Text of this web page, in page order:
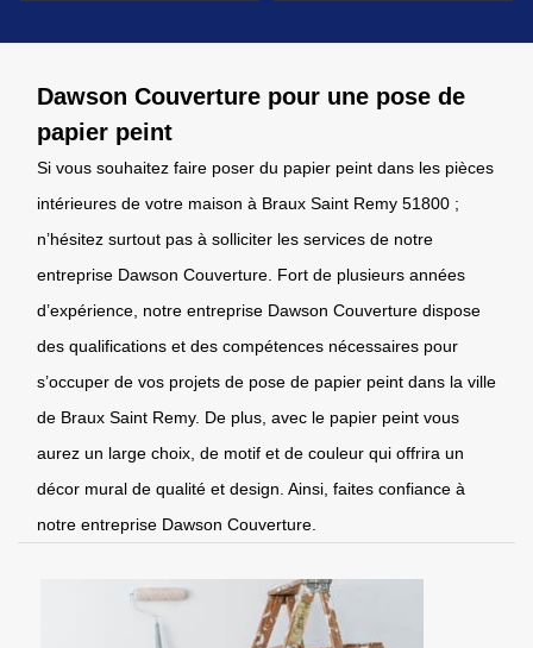
Dawson Couverture pour une pose de
papier peint
Si vous souhaitez faire poser du papier peint dans les pièces
intérieures de votre maison à Braux Saint Remy 51800 ;
n’hésitez surtout pas à solliciter les services de notre
entreprise Dawson Couverture. Fort de plusieurs années
d’expérience, notre entreprise Dawson Couverture dispose
des qualifications et des compétences nécessaires pour
s’occuper de vos projets de pose de papier peint dans la ville
de Braux Saint Remy. De plus, avec le papier peint vous
aurez un large choix, de motif et de couleur qui offrira un
décor mural de qualité et design. Ainsi, faites confiance à
notre entreprise Dawson Couverture.